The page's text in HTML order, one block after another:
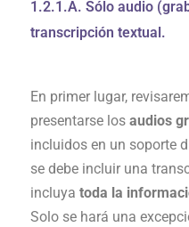
1.2.1.A. Sólo audio
transcripción textual.
En primer lugar,
presentarse los audios
incluidos en un soporte
se debe incluir una
incluya toda la
Solo se hará una